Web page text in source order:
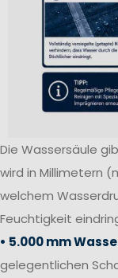
Die Wassersäule
wird in Millimetern
welchem
Feuchtigkeit
• 5.000 mm
gelegentlichen